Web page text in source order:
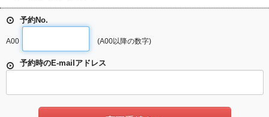
予約No.
A00 (A00以降の数字)
予約時のE-mailアドレス